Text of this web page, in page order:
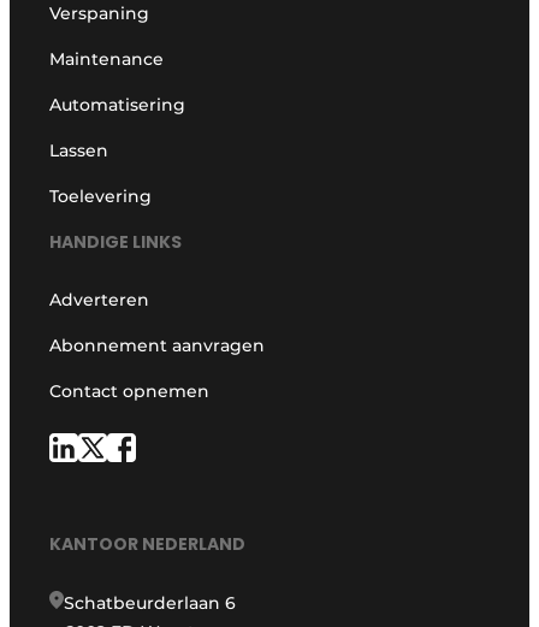
Verspaning
Maintenance
Automatisering
Lassen
Toelevering
HANDIGE LINKS
Adverteren
Abonnement aanvragen
Contact opnemen
KANTOOR NEDERLAND
Schatbeurderlaan 6